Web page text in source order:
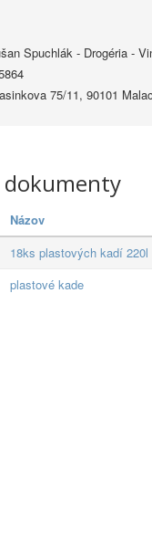
Spuchlák - Drogéria -
75/11, 90101
dokumenty
Názov
18ks plastových kadí
plastové kade